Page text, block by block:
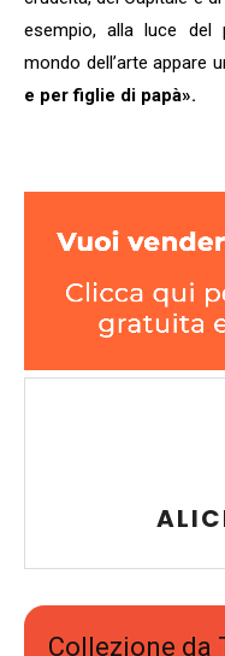
esempio, alla luce del
mondo dell’arte appare
e per figlie di papà».
Collezione da